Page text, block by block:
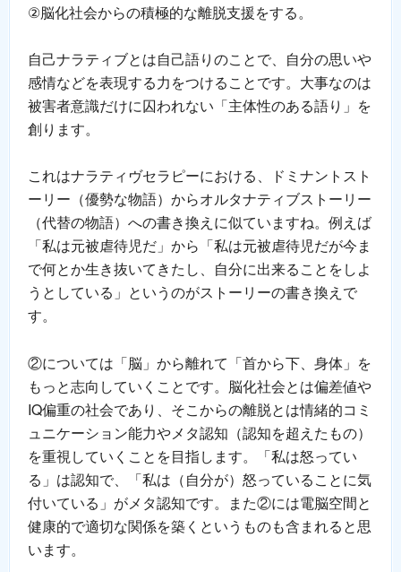
②脳化社会からの積極的な離脱支援をする。
自己ナラティブとは自己語りのことで、自分の思いや
感情などを表現する力をつけることです。大事なのは
被害者意識だけに囚われない「主体性のある語り」を
創ります。
これはナラティヴセラピーにおける、ドミナントスト
ーリー（優勢な物語）からオルタナティブストーリー
（代替の物語）への書き換えに似ていますね。例えば
「私は元被虐待児だ」から「私は元被虐待児だが今ま
で何とか生き抜いてきたし、自分に出来ることをしよ
うとしている」というのがストーリーの書き換えで
す。
②については「脳」から離れて「首から下、身体」を
もっと志向していくことです。脳化社会とは偏差値や
IQ偏重の社会であり、そこからの離脱とは情緒的コミ
ュニケーション能力やメタ認知（認知を超えたもの）
を重視していくことを目指します。「私は怒ってい
る」は認知で、「私は（自分が）怒っていることに気
付いている」がメタ認知です。また②には電脳空間と
健康的で適切な関係を築くというものも含まれると思
います。